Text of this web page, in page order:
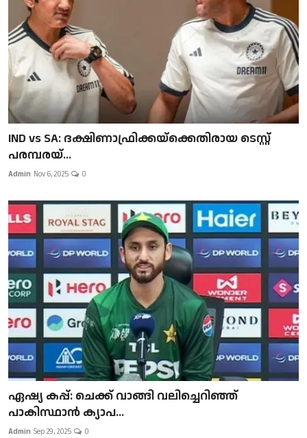
IND vs SA: ദക്ഷിണാഫ്രിക്കയ്‌ക്കെതിരായ ടെസ്റ്റ്
പരമ്പരയ്...
Admin Nov 6, 2025 0
ഏഷ്യ കപ്പ്: ചെക്ക് വാങ്ങി വലിച്ചെറിഞ്ഞ്
പാകിസ്ഥാൻ ക്യാപ...
Admin Sep 29, 2025 0